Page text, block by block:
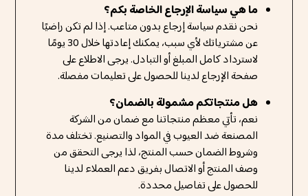
ما هي سياسة الإرجاع الخاصة بكم؟
نحن نقدم سياسة إرجاع بدون متاعب. إذا لم تكن راضيًا
عن مشترياتك لأي سبب، يمكنك إعادتها خلال 30 يومًا
لاسترداد كامل المبلغ أو التبادل. يرجى الاطلاع على
صفحة الإرجاع لدينا للحصول على تعليمات مفصلة.
هل منتجاتكم مشمولة بالضمان؟
نعم، تأتي معظم منتجاتنا مع ضمان من الشركة
المصنعة ضد العيوب في المواد والتصنيع. تختلف مدة
وشروط الضمان حسب المنتج، لذا يرجى التحقق من
وصف المنتج أو الاتصال بفريق دعم العملاء لدينا
للحصول على تفاصيل محددة.